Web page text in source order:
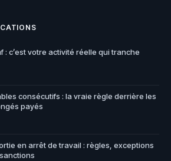
: c’est votre activité réelle qui tranche
consécutifs : la vraie règle derrière les
payés
en arrêt de travail : règles, exceptions